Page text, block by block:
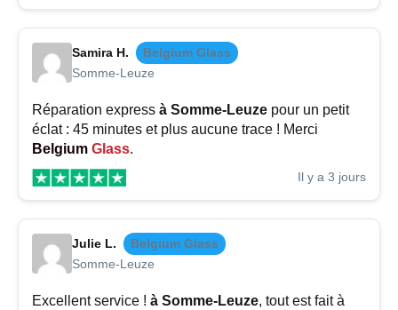
Samira H.
Belgium Glass
Somme-Leuze
Réparation express à Somme-Leuze pour un petit
éclat : 45 minutes et plus aucune trace ! Merci
Belgium Glass.
Il y a 3 jours
Julie L.
Belgium Glass
Somme-Leuze
Excellent service ! à Somme-Leuze, tout est fait à